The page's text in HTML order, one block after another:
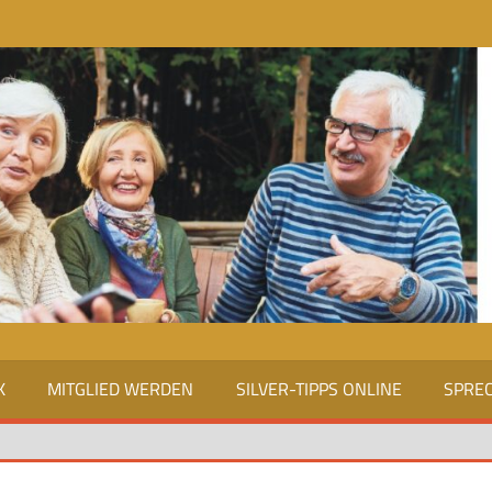
MITGLIED WERDEN SILVER-TIPPS ONLINE